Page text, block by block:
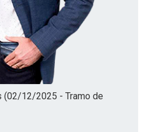
(02/12/2025 - Tramo de